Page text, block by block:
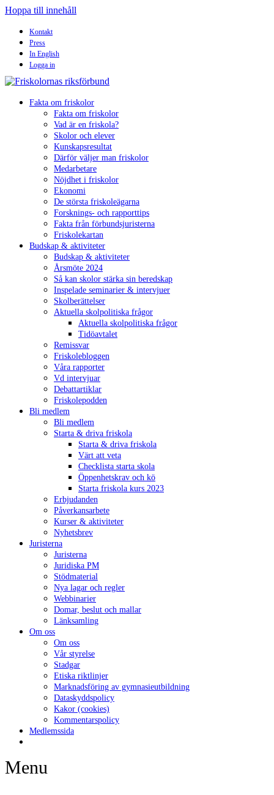
Hoppa till innehåll
Kontakt
Press
In English
Logga in
Fakta om friskolor
Fakta om friskolor
Vad är en friskola?
Skolor och elever
Kunskapsresultat
Därför väljer man friskolor
Medarbetare
Nöjdhet i friskolor
Ekonomi
De största friskoleägarna
Forsknings- och rapporttips
Fakta från förbundsjuristerna
Friskolekartan
Budskap & aktiviteter
Budskap & aktiviteter
Årsmöte 2024
Så kan skolor stärka sin beredskap
Inspelade seminarier & intervjuer
Skolberättelser
Aktuella skolpolitiska frågor
Aktuella skolpolitiska frågor
Tidöavtalet
Remissvar
Friskolebloggen
Våra rapporter
Vd intervjuar
Debattartiklar
Friskolepodden
Bli medlem
Bli medlem
Starta & driva friskola
Starta & driva friskola
Värt att veta
Checklista starta skola
Öppenhetskrav och kö
Starta friskola kurs 2023
Erbjudanden
Påverkansarbete
Kurser & aktiviteter
Nyhetsbrev
Juristerna
Juristerna
Juridiska PM
Stödmaterial
Nya lagar och regler
Webbinarier
Domar, beslut och mallar
Länksamling
Om oss
Om oss
Vår styrelse
Stadgar
Etiska riktlinjer
Marknadsföring av gymnasieutbildning
Dataskyddspolicy
Kakor (cookies)
Kommentarspolicy
Medlemssida
Menu